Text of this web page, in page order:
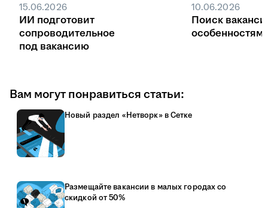
15.06.2026
ИИ подготовит
сопроводительное
под вакансию
10.06.2026
Поиск
Вам могут понравиться статьи:
Новый раздел «Нетворк» в Сетке
Размещайте вакансии в малых городах со
скидкой от 50%